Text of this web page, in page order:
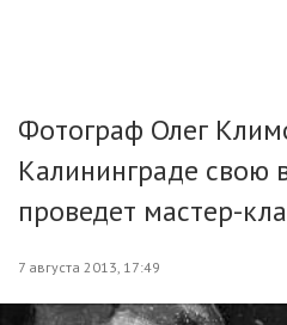
Фотограф Олег
Калининграде свою
проведет мастер-
7 августа 2013, 17:49